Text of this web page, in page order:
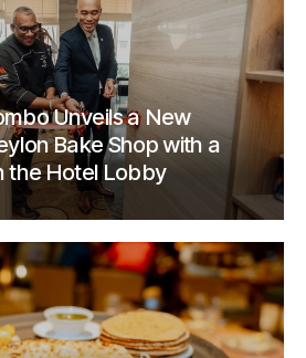
Unveils a New
Bake Shop with a
the Hotel Lobby